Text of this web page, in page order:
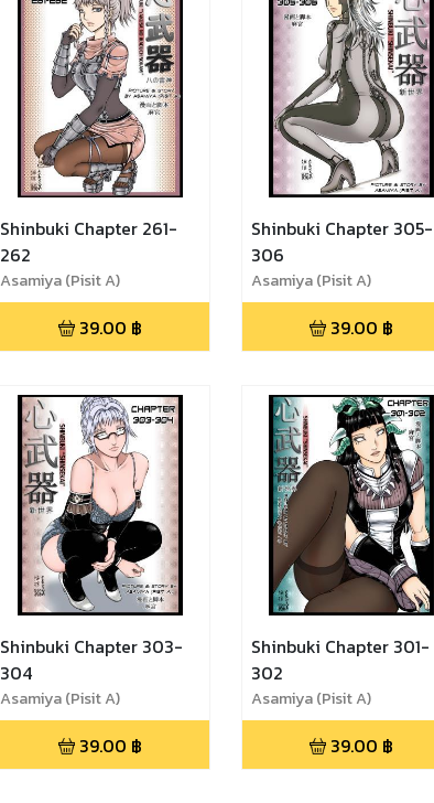
Shinbuki Chapter 261-
262
Asamiya (Pisit A)
39.00 ฿
Shinbuki Chapter 305-
306
Asamiya (Pisit A)
39.00 ฿
Shinbuki Chapter 303-
304
Asamiya (Pisit A)
39.00 ฿
Shinbuki Chapter 301-
302
Asamiya (Pisit A)
39.00 ฿